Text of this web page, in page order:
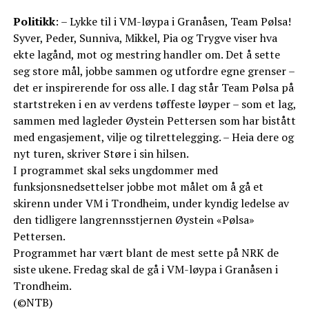
Politikk: – Lykke til i VM-løypa i Granåsen, Team Pølsa!
Syver, Peder, Sunniva, Mikkel, Pia og Trygve viser hva
ekte lagånd, mot og mestring handler om. Det å sette
seg store mål, jobbe sammen og utfordre egne grenser –
det er inspirerende for oss alle. I dag står Team Pølsa på
startstreken i en av verdens tøffeste løyper – som et lag,
sammen med lagleder Øystein Pettersen som har bistått
med engasjement, vilje og tilrettelegging. – Heia dere og
nyt turen, skriver Støre i sin hilsen.
I programmet skal seks ungdommer med
funksjonsnedsettelser jobbe mot målet om å gå et
skirenn under VM i Trondheim, under kyndig ledelse av
den tidligere langrennsstjernen Øystein «Pølsa»
Pettersen.
Programmet har vært blant de mest sette på NRK de
siste ukene. Fredag skal de gå i VM-løypa i Granåsen i
Trondheim.
(©NTB)